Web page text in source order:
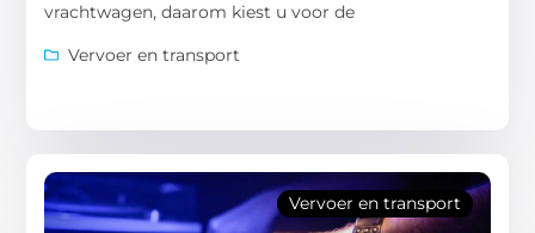
vrachtwagen, daarom kiest u voor de
Vervoer en transport
Vervoer en transport